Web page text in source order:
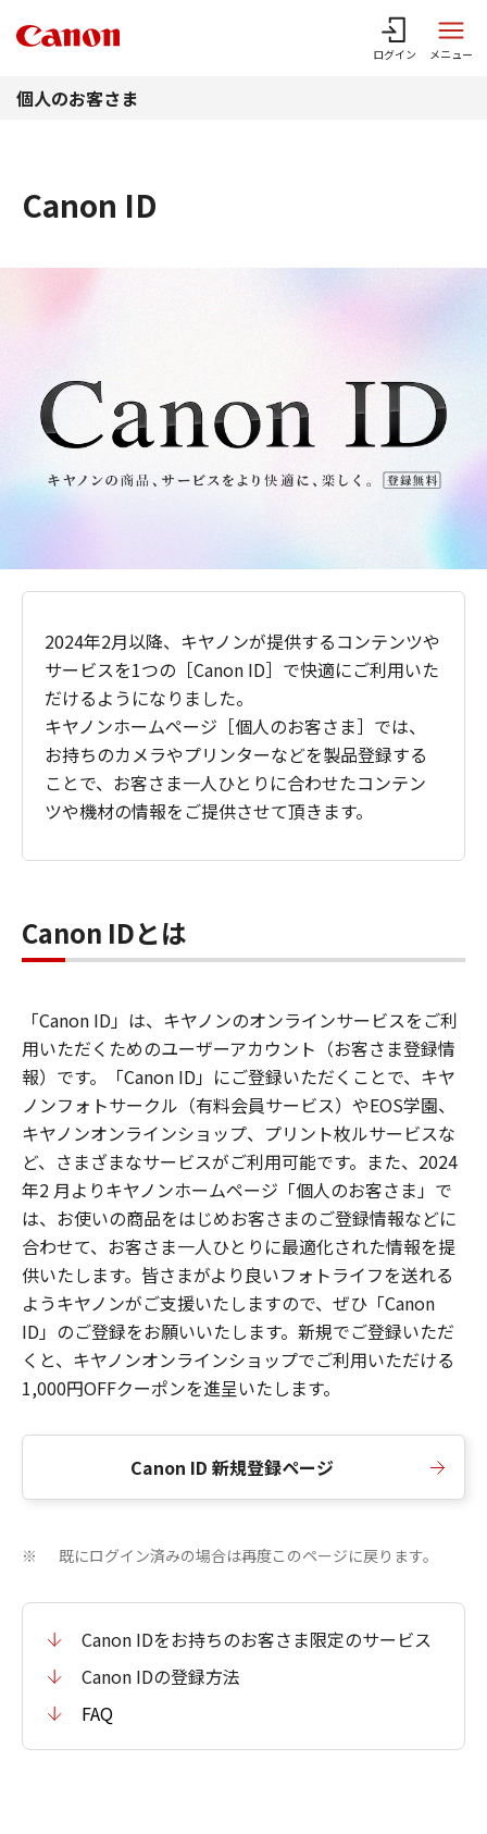
ログイン メニュー
個人のお客さま
Canon ID
2024年2月以降、キヤノンが提供するコンテンツや
サービスを1つの［Canon ID］で快適にご利用いた
だけるようになりました。
キヤノンホームページ［個人のお客さま］では、
お持ちのカメラやプリンターなどを製品登録する
ことで、お客さま一人ひとりに合わせたコンテン
ツや機材の情報をご提供させて頂きます。
Canon IDとは
「Canon ID」は、キヤノンのオンラインサービスをご利
用いただくためのユーザーアカウント（お客さま登録情
報）です。「Canon ID」にご登録いただくことで、キヤ
ノンフォトサークル（有料会員サービス）やEOS学園、
キヤノンオンラインショップ、プリント枚ルサービスな
ど、さまざまなサービスがご利用可能です。また、2024
年2 月よりキヤノンホームページ「個人のお客さま」で
は、お使いの商品をはじめお客さまのご登録情報などに
合わせて、お客さま一人ひとりに最適化された情報を提
供いたします。皆さまがより良いフォトライフを送れる
ようキヤノンがご支援いたしますので、ぜひ「Canon
ID」のご登録をお願いいたします。新規でご登録いただ
くと、キヤノンオンラインショップでご利用いただける
1,000円OFFクーポンを進呈いたします。
Canon ID 新規登録ページ
※ 既にログイン済みの場合は再度このページに戻ります。
Canon IDをお持ちのお客さま限定のサービス
Canon IDの登録方法
FAQ